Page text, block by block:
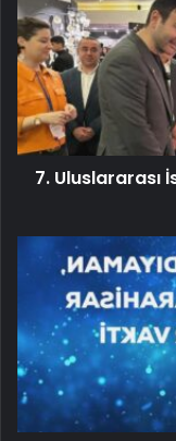
7. Uluslararası